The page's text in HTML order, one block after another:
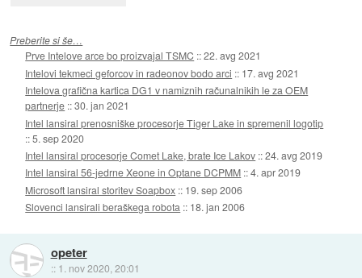
Preberite si še…
Prve Intelove arce bo proizvajal TSMC ::22. avg 2021
Intelovi tekmeci geforcov in radeonov bodo arci :: 17. avg 2021
Intelova grafična kartica DG1 v namiznih računalnikih le za OEM
partnerje ::30. jan 2021
Intel lansiral prenosniške procesorje Tiger Lake in spremenil logotip
::5. sep 2020
Intel lansiral procesorje Comet Lake, brate Ice Lakov ::24. avg 2019
Intel lansiral 56-jedrne Xeone in Optane DCPMM ::4. apr 2019
Microsoft lansiral storitev Soapbox :: 19. sep 2006
Slovenci lansirali beraškega robota :: 18. jan 2006
opeter
:: 1. nov 2020, 20:01